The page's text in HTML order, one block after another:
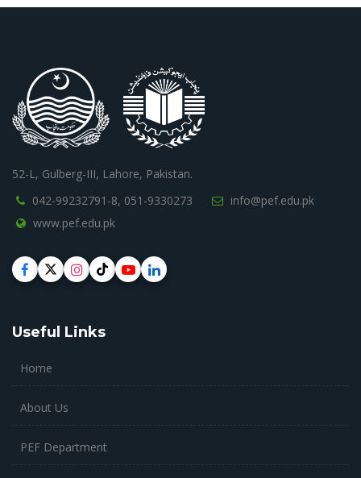
52-L, Gulberg-III, Lahore, Pakistan.
042-99232791-8, 051-9330273
info@pef.edu.pk
www.pef.edu.pk
Useful Links
Home
About Us
PEF Department